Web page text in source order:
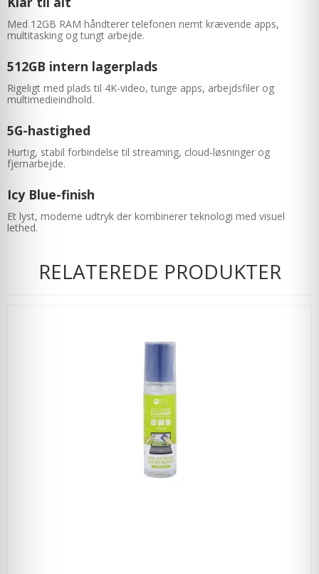
Med 12GB RAM håndterer telefonen nemt krævende apps,
multitasking og tungt arbejde.
512GB intern lagerplads
Rigeligt med plads til 4K-video, tunge apps, arbejdsfiler og
multimedieindhold.
5G-hastighed
Hurtig, stabil forbindelse til streaming, cloud-løsninger og
fjernarbejde.
Icy Blue-finish
Et lyst, moderne udtryk der kombinerer teknologi med visuel
lethed.
RELATEREDE PRODUKTER